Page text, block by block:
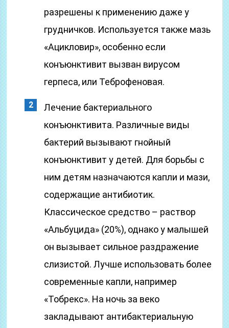
разрешены к применению даже у
грудничков. Используется также мазь
«Ацикловир», особенно если
конъюнктивит вызван вирусом
герпеса, или Теброфеновая.
Лечение бактериального
конъюнктивита. Различные виды
бактерий вызывают гнойный
конъюнктивит у детей. Для борьбы с
ним детям назначаются капли и мази,
содержащие антибиотик.
Классическое средство – раствор
«Альбуцида» (20%), однако у малышей
он вызывает сильное раздражение
слизистой. Лучше использовать более
современные капли, например
«Тобрекс». На ночь за веко
закладывают антибактериальную